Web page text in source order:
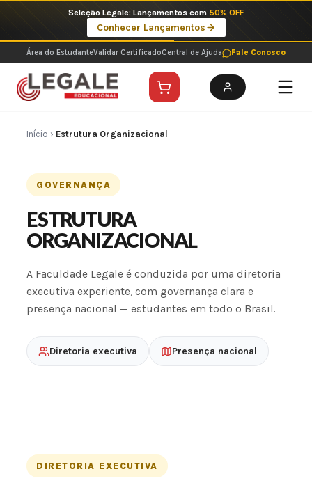
o
conteúdo
Seleção Legale: Lançamentos com 50% OFF
Conhecer Lançamentos
Área do EstudanteValidar CertificadoCentral de Ajuda Fale Conosco
Início › Estrutura Organizacional
GOVERNANÇA
ESTRUTURA
ORGANIZACIONAL
A Faculdade Legale é conduzida por uma diretoria
executiva experiente, com governança clara e
presença nacional — estudantes em todo o Brasil.
Diretoria executiva Presença nacional
DIRETORIA EXECUTIVA